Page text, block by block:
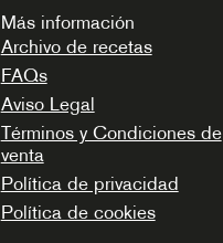
Más información
Archivo de recetas
FAQs
Aviso Legal
Términos y Condiciones de
venta
Política de privacidad
Política de cookies